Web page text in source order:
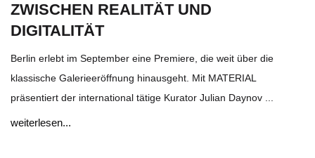
ZWISCHEN REALITÄT UND
DIGITALITÄT
Berlin erlebt im September eine Premiere, die weit über die
klassische Galerieeröffnung hinausgeht. Mit MATERIAL
präsentiert der international tätige Kurator Julian Daynov ...
weiterlesen...